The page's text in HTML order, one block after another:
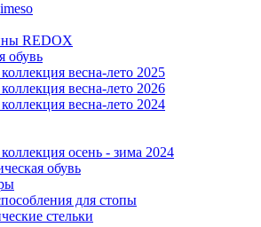
REDOX
обувь
весна-лето 2025
весна-лето 2026
весна-лето 2024
осень - зима 2024
обувь
для стопы
стельки